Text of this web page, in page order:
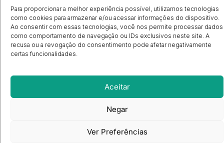
Para proporcionar a melhor experiência possível, utilizamos tecnologias
como cookies para armazenar e/ou acessar informações do dispositivo.
Ao consentir com essas tecnologias, você nos permite processar dados
como comportamento de navegação ou IDs exclusivos neste site. A
recusa ou a revogação do consentimento pode afetar negativamente
certas funcionalidades.
Aceitar
Negar
Ver Preferências
info@poetsandragons.com
Infantil
Adulto
BookshopNós
Contactos
Envio
de
Manuscritos
Candidatura
Eletrónico
lançamentos,
vantagens
exclusivas
e
avisos
diretamente
no seu
Subscrever